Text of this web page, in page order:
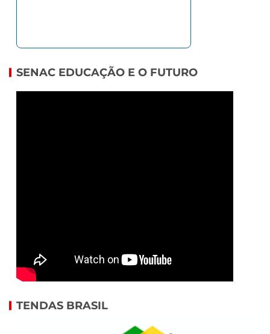
SENAC EDUCAÇÃO E O FUTURO
TENDAS BRASIL